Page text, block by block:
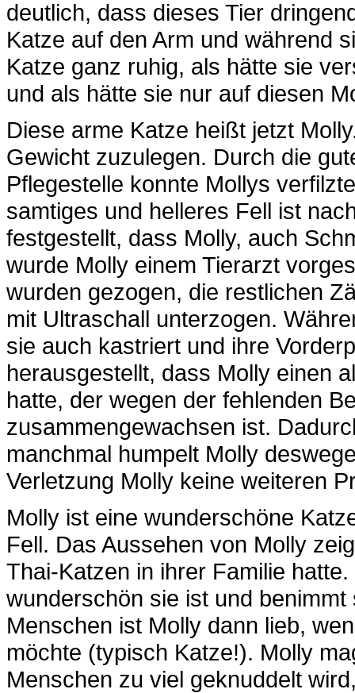
deutlich, dass dieses Tier
Katze auf den Arm und während
Katze ganz ruhig, als hätte sie
und als hätte sie nur auf diesen
Diese arme Katze heißt jetzt
Gewicht zuzulegen. Durch die
Pflegestelle konnte Mollys
samtiges und helleres Fell ist
festgestellt, dass Molly, auch
wurde Molly einem Tierarzt
wurden gezogen, die restlichen
mit Ultraschall unterzogen.
sie auch kastriert und ihre
herausgestellt, dass Molly einen
hatte, der wegen der fehlenden
zusammengewachsen ist.
manchmal humpelt Molly
Verletzung Molly keine weiteren
Molly ist eine wunderschöne
Fell. Das Aussehen von Molly
Thai-Katzen in ihrer Familie
wunderschön sie ist und
Menschen ist Molly dann lieb,
möchte (typisch Katze!). Molly
Menschen zu viel geknuddelt